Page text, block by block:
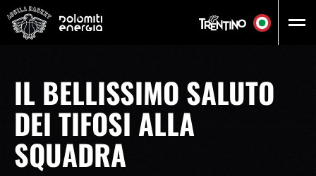
IL BELLISSIMO SALUTO
DEI TIFOSI ALLA
SQUADRA